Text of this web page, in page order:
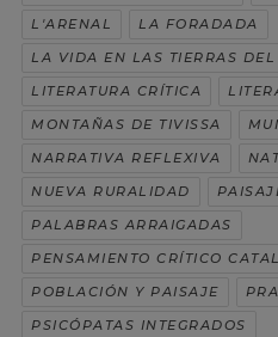
L'ARENAL
LA FORADADA
LA VIDA EN LAS TIERRAS DEL
LITERATURA CRÍTICA
MONTAÑAS DE TIVISSA
NARRATIVA REFLEXIVA
NUEVA RURALIDAD
PALABRAS ARRAIGADAS
PENSAMIENTO CRÍTICO
POBLACIÓN Y PAISAJE
PSICÓPATAS INTEGRADOS